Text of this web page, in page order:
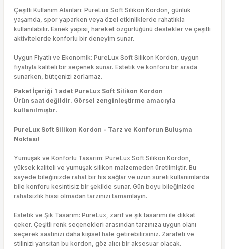
Çeşitli Kullanım Alanları: PureLux Soft Silikon Kordon, günlük
yaşamda, spor yaparken veya özel etkinliklerde rahatlıkla
kullanılabilir. Esnek yapısı, hareket özgürlüğünü destekler ve çeşitli
aktivitelerde konforlu bir deneyim sunar.
Uygun Fiyatlı ve Ekonomik: PureLux Soft Silikon Kordon, uygun
fiyatıyla kaliteli bir seçenek sunar. Estetik ve konforu bir arada
sunarken, bütçenizi zorlamaz.
Paket İçeriği 1 adet PureLux Soft Silikon Kordon
Ürün saat değildir. Görsel zenginleştirme amacıyla
kullanılmıştır.
PureLux Soft Silikon Kordon - Tarz ve Konforun Buluşma
Noktası!
Yumuşak ve Konforlu Tasarım: PureLux Soft Silikon Kordon,
yüksek kaliteli ve yumuşak silikon malzemeden üretilmiştir. Bu
sayede bileğinizde rahat bir his sağlar ve uzun süreli kullanımlarda
bile konforu kesintisiz bir şekilde sunar. Gün boyu bileğinizde
rahatsızlık hissi olmadan tarzınızı tamamlayın.
Estetik ve Şık Tasarım: PureLux, zarif ve şık tasarımı ile dikkat
çeker. Çeşitli renk seçenekleri arasından tarzınıza uygun olanı
seçerek saatinizi daha kişisel hale getirebilirsiniz. Zarafeti ve
stilinizi yansıtan bu kordon, göz alıcı bir aksesuar olacak.